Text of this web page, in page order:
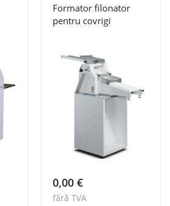
Formator filonator
pentru covrigi
0,00 €
fără TVA